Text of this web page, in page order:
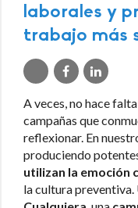
laborales y
trabajo más
A veces, no hace
campañas que
reflexionar. En
produciendo
utilizan la emoción
la cultura preventiva.